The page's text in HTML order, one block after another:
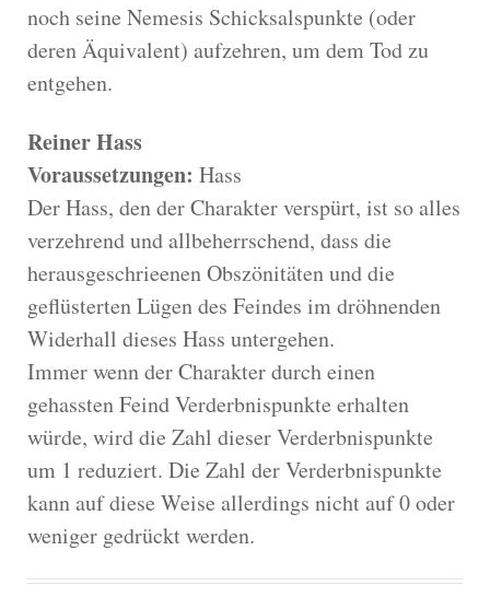
noch seine Nemesis Schicksalspunkte (oder
deren Äquivalent) aufzehren, um dem Tod zu
entgehen.
Reiner Hass
Voraussetzungen: Hass
Der Hass, den der Charakter verspürt, ist so alles
verzehrend und allbeherrschend, dass die
herausgeschrieenen Obszönitäten und die
geflüsterten Lügen des Feindes im dröhnenden
Widerhall dieses Hass untergehen.
Immer wenn der Charakter durch einen
gehassten Feind Verderbnispunkte erhalten
würde, wird die Zahl dieser Verderbnispunkte
um 1 reduziert. Die Zahl der Verderbnispunkte
kann auf diese Weise allerdings nicht auf 0 oder
weniger gedrückt werden.